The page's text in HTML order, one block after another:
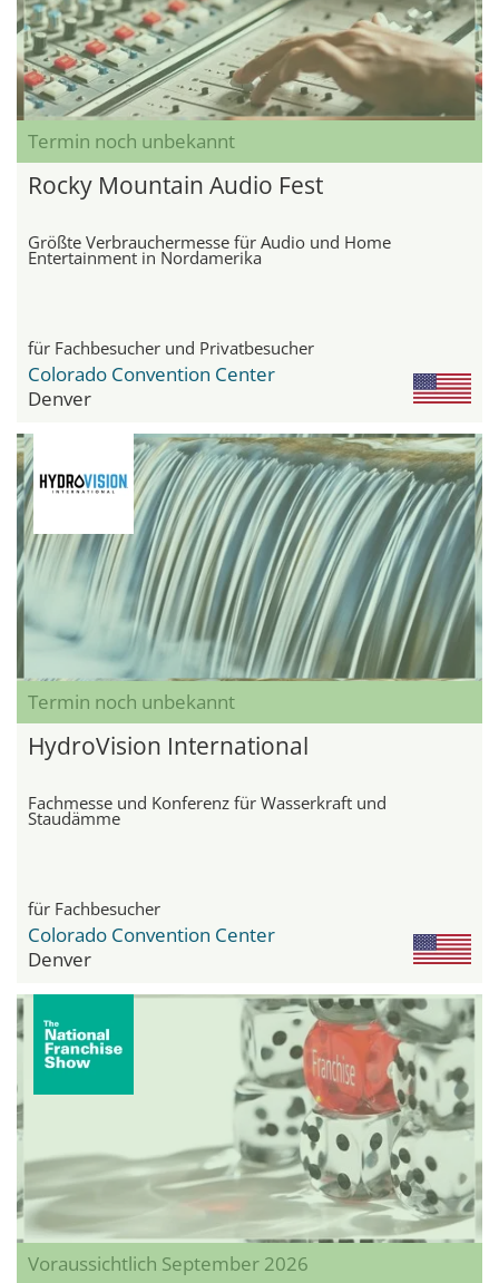
Termin noch unbekannt
Rocky Mountain Audio Fest
Größte Verbrauchermesse für Audio und Home
Entertainment in Nordamerika
für Fachbesucher und Privatbesucher
Colorado Convention Center
Denver
Termin noch unbekannt
HydroVision International
Fachmesse und Konferenz für Wasserkraft und
Staudämme
für Fachbesucher
Colorado Convention Center
Denver
Voraussichtlich September 2026